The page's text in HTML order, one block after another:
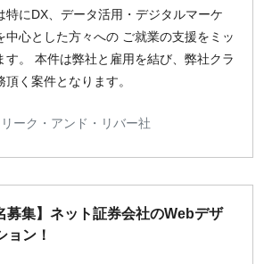
特にDX、データ活用・デジタルマーケ
中心とした方々への ご就業の支援をミッ
す。 本件は弊社と雇用を結び、弊社クラ
く案件となります。
ーク・アンド・リバー社
募集】ネット証券会社のWebデザ
ョン！